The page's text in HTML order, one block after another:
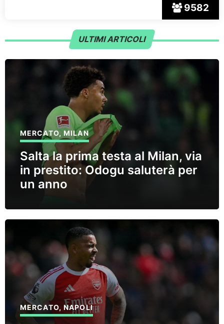
9582
ULTIMI ARTICOLI
MERCATO, MILAN
Salta la prima testa al Milan, via
in prestito: Odogu saluterà per
un anno
MERCATO,NAPOLI